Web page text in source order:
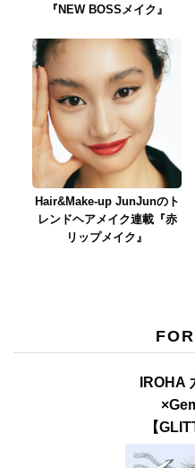
『NEW BOSSメイク』
Hair&Make-up JunJunのト
レンドヘアメイク連載『赤
リップメイク』
IROHA
【